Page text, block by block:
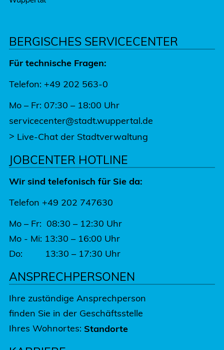
BERGISCHES SERVICECENTER
Für technische Fragen:
Telefon: +49 202 563-0
Mo – Fr: 07:30 – 18:00 Uhr
servicecenter@stadt.wuppertal.de
> Live-Chat der Stadtverwaltung
JOBCENTER HOTLINE
Wir sind telefonisch für Sie da:
Telefon +49 202 747630
Mo – Fr: 08:30 – 12:30 Uhr
Mo - Mi: 13:30 – 16:00 Uhr
Do: 13:30 – 17:30 Uhr
ANSPRECHPERSONEN
Ihre zuständige Ansprechperson
finden Sie in der Geschäftsstelle
Ihres Wohnortes: Standorte